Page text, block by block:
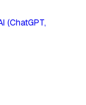
(ChatGPT,